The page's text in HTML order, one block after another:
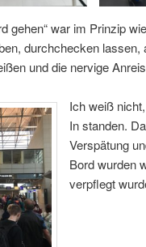
gehen“ war im Prinzip
durchchecken
und die nervige
Ich weiß
In standen.
Verspätung
Bord wurden
verpflegt